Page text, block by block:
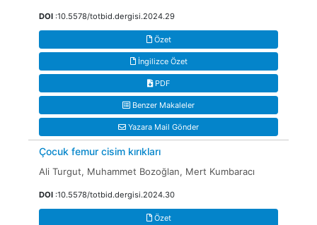
DOI :10.5578/totbid.dergisi.2024.29
Özet
İngilizce Özet
PDF
Benzer Makaleler
Yazara Mail Gönder
Çocuk femur cisim kırıkları
Ali Turgut, Muhammet Bozoğlan, Mert Kumbaracı
DOI :10.5578/totbid.dergisi.2024.30
Özet